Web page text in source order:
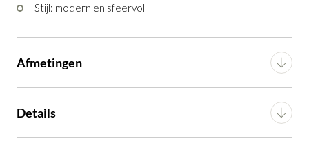
Stijl: modern en sfeervol
Afmetingen
Lengte 90 cm
Details